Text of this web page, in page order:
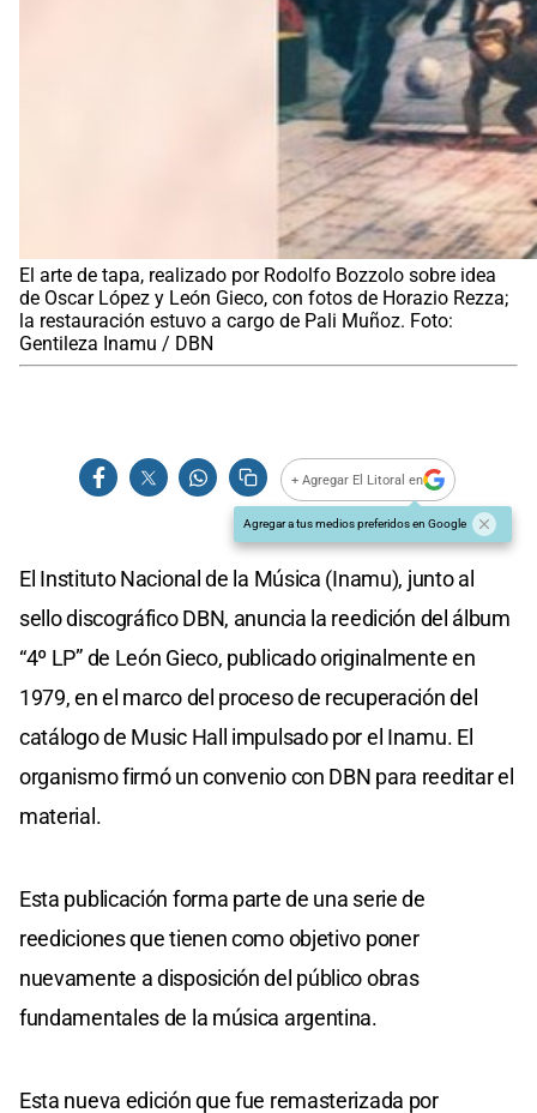
El arte de tapa, realizado por Rodolfo Bozzolo sobre idea
de Oscar López y León Gieco, con fotos de Horazio Rezza;
la restauración estuvo a cargo de Pali Muñoz. Foto:
Gentileza Inamu / DBN
+ Agregar El Litoral en
Agregar a tus medios preferidos en Google
El Instituto Nacional de la Música (Inamu), junto al
sello discográfico DBN, anuncia la reedición del álbum
“4º LP” de León Gieco, publicado originalmente en
1979, en el marco del proceso de recuperación del
catálogo de Music Hall impulsado por el Inamu. El
organismo firmó un convenio con DBN para reeditar el
material.
Esta publicación forma parte de una serie de
reediciones que tienen como objetivo poner
nuevamente a disposición del público obras
fundamentales de la música argentina.
Esta nueva edición que fue remasterizada por